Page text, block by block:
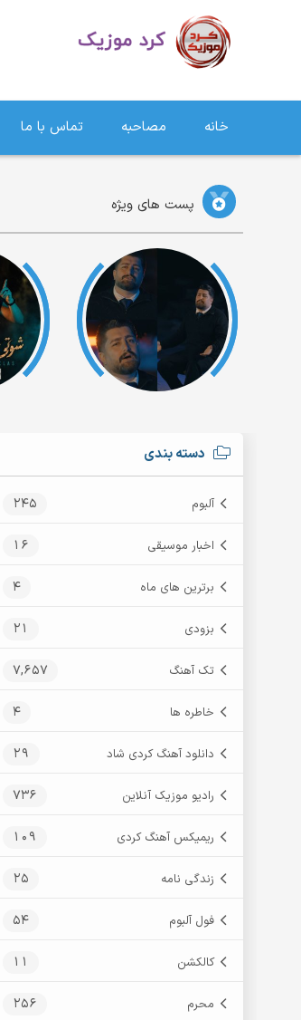
خانه مصاحبه تماس با ما
پست های ویژه
دسته بندی
آلبوم 245
اخبار موسیقی 16
برترین های ماه 4
بزودی 21
تک آهنگ 7,657
خاطره ها 4
دانلود آهنگ کردی شاد 29
رادیو موزیک آنلاین 736
ریمیکس آهنگ کردی 109
زندگی نامه 25
فول آلبوم 54
کالکشن 11
محرم 256